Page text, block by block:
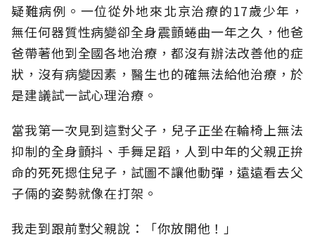
疑難病例。一位從外地來北京治療的17歲少年，
無任何器質性病變卻全身震顫蜷曲一年之久，他爸
爸帶著他到全國各地治療，都沒有辦法改善他的症
狀，沒有病變因素，醫生也的確無法給他治療，於
是建議試一試心理治療。
當我第一次見到這對父子，兒子正坐在輪椅上無法
抑制的全身顫抖、手舞足蹈，人到中年的父親正拚
命的死死摁住兒子，試圖不讓他動彈，遠遠看去父
子倆的姿勢就像在打架。
我走到跟前對父親說：「你放開他！」